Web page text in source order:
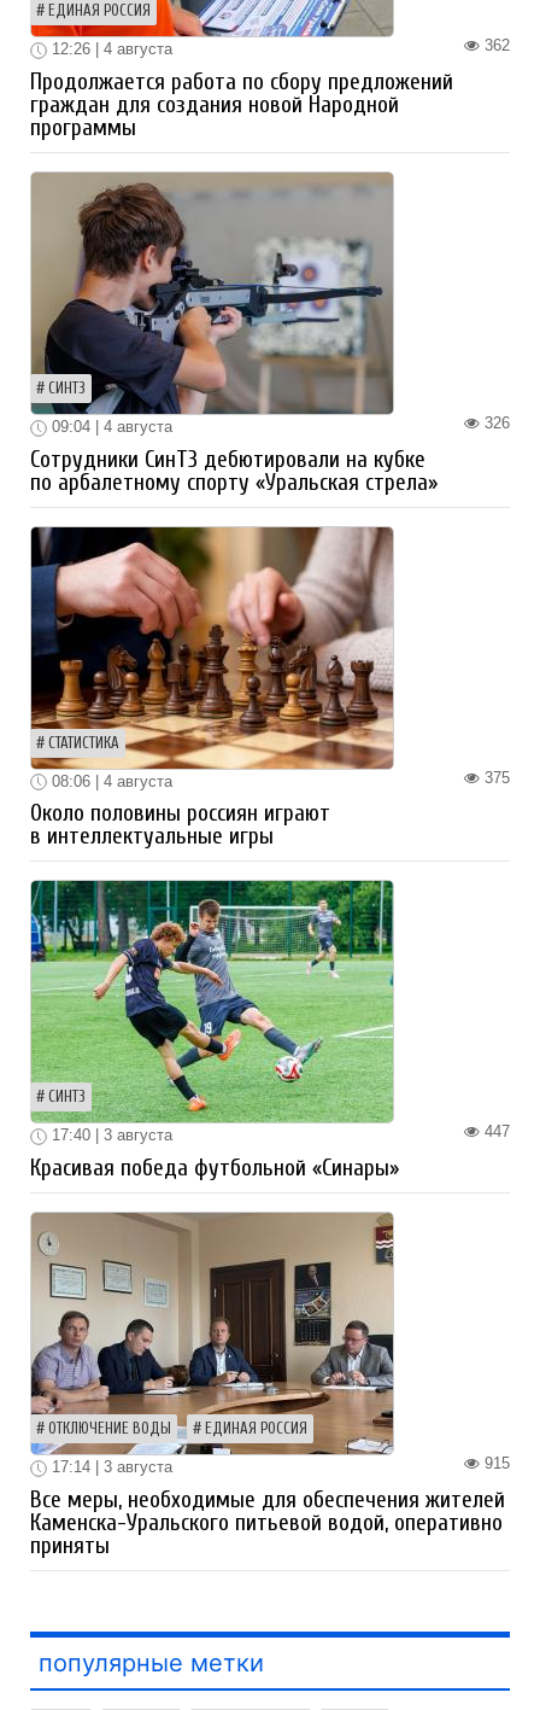
ЕДИНАЯ РОССИЯ
362
12:26 | 4 августа
Продолжается работа по сбору предложений
граждан для создания новой Народной
программы
СИНТЗ
326
09:04 | 4 августа
Сотрудники СинТЗ дебютировали на кубке
по арбалетному спорту «Уральская стрела»
СТАТИСТИКА
375
08:06 | 4 августа
Около половины россиян играют
в интеллектуальные игры
СИНТЗ
447
17:40 | 3 августа
Красивая победа футбольной «Синары»
ОТКЛЮЧЕНИЕ ВОДЫ ЕДИНАЯ РОССИЯ
915
17:14 | 3 августа
Все меры, необходимые для обеспечения жителей
Каменска-Уральского питьевой водой, оперативно
приняты
популярные метки